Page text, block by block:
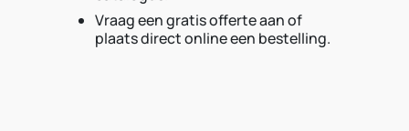
Vraag een gratis offerte aan of
plaats direct online een bestelling.